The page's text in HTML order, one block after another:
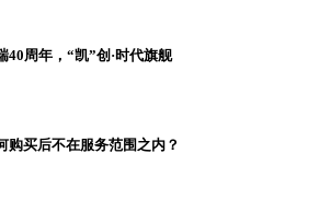
40周年，“凯”创·时代旗舰
购买后不在服务范围之内？